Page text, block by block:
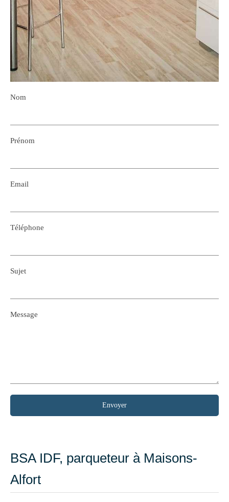
Nom
Prénom
Email
Téléphone
Sujet
Message
Envoyer
BSA IDF, parqueteur à Maisons-
Alfort